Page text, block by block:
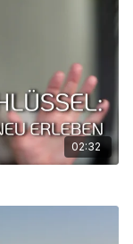
02:32